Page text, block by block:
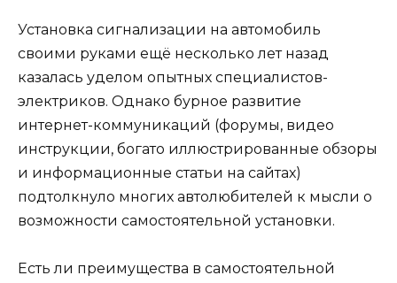
Установка сигнализации на автомобиль
своими руками ещё несколько лет назад
казалась уделом опытных специалистов-
электриков. Однако бурное развитие
интернет-коммуникаций (форумы, видео
инструкции, богато иллюстрированные обзоры
и информационные статьи на сайтах)
подтолкнуло многих автолюбителей к мысли о
возможности самостоятельной установки.
Есть ли преимущества в самостоятельной